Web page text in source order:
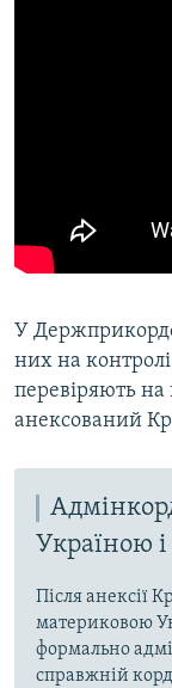
У
них на контролі
перевіряють на
анексований
Україною
Після анексії
материковою
формально
справжній